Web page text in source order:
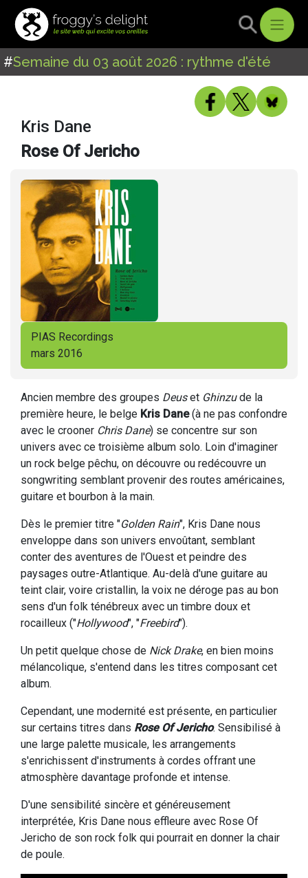
#Semaine du 03 août 2026 : rythme d'été
Kris Dane
Rose Of Jericho
PIAS Recordings
mars 2016
Ancien membre des groupes Deuset Ghinzude la
première heure, le belge Kris Dane(à ne pas confondre
avec le crooner Chris Dane) se concentre sur son
univers avec ce troisième album solo. Loin d'imaginer
un rock belge pêchu, on découvre ou redécouvre un
songwriting semblant provenir des routes américaines,
guitare et bourbon à la main.
Dès le premier titre "Golden Rain", Kris Dane nous
enveloppe dans son univers envoûtant, semblant
conter des aventures de l'Ouest et peindre des
paysages outre-Atlantique. Au-delà d'une guitare au
teint clair, voire cristallin, la voix ne déroge pas au bon
sens d'un folk ténébreux avec un timbre doux et
rocailleux ("Hollywood", "Freebird").
Un petit quelque chose de Nick Drake, en bien moins
mélancolique, s'entend dans les titres composant cet
album.
Cependant, une modernité est présente, en particulier
sur certains titres dans Rose Of Jericho. Sensibilisé à
une large palette musicale, les arrangements
s'enrichissent d'instruments à cordes offrant une
atmosphère davantage profonde et intense.
D'une sensibilité sincère et généreusement
interprétée, Kris Dane nous effleure avec Rose Of
Jericho de son rock folk qui pourrait en donner la chair
de poule.